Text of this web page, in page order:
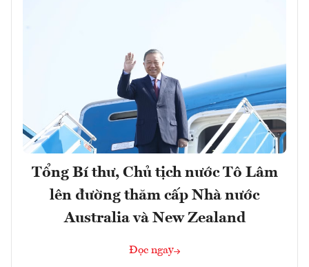
Tổng Bí thư, Chủ tịch nước Tô Lâm
lên đường thăm cấp Nhà nước
Australia và New Zealand
Đọc ngay